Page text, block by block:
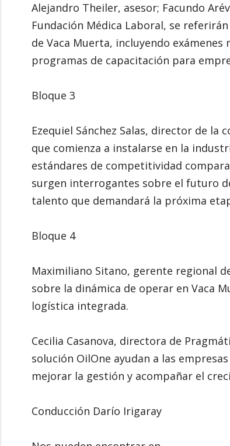
Alejandro Theiler, asesor; Facundo
Fundación Médica Laboral, se
de Vaca Muerta, incluyendo
programas de capacitación para
Bloque 3
Ezequiel Sánchez Salas, director de la
que comienza a instalarse en la
estándares de competitividad
surgen interrogantes sobre el futuro
talento que demandará la próxima
Bloque 4
Maximiliano Sitano, gerente regional
sobre la dinámica de operar en Vaca
logística integrada.
Cecilia Casanova, directora de
solución OilOne ayudan a las
mejorar la gestión y acompañar el
Conducción Darío Irigaray